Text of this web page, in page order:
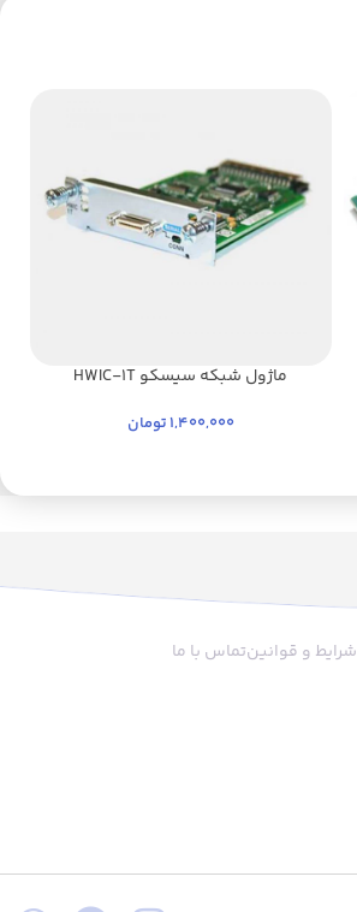
ماژول شبکه سیسکو HWIC-1T
1,400,000تومان
شرایط و قوانینتماس با ما